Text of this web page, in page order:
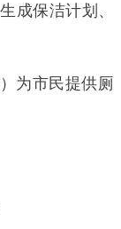
成保洁计划、
为市民提供厕